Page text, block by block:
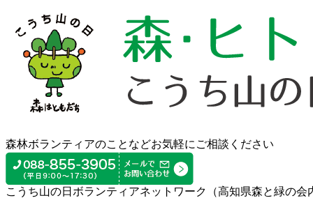
森林ボランティアのことなどお気軽にご相談ください
こうち山の日ボランティアネットワーク（高知県森と緑の会